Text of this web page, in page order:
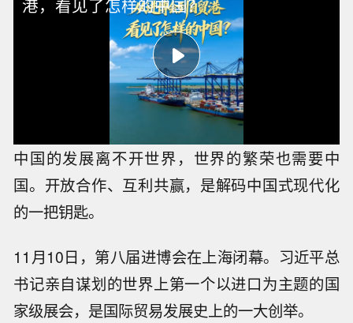
中国的发展离不开世界，世界的繁荣也需要中
国。开放合作、互利共赢，是解码中国式现代化
的一把钥匙。
11月10日，第八届进博会在上海闭幕。习近平总
书记亲自谋划的世界上第一个以进口为主题的国
家级展会，是国际贸易发展史上的一大创举。